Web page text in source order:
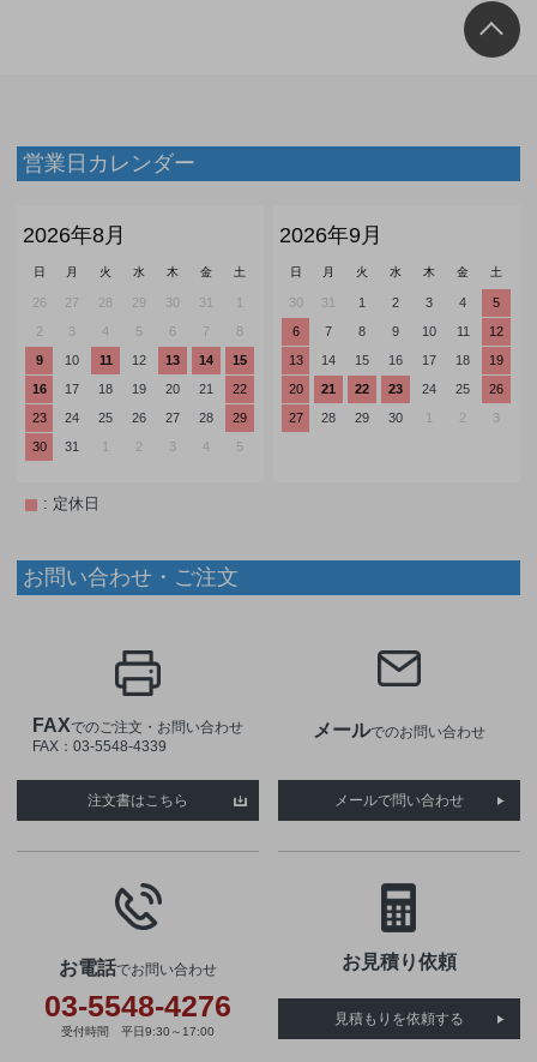
営業日カレンダー
2026年8月
日 月 火 水 木 金 土
26 27 28 29 30 31
1
2
3 4 5 6 7
8
9
10 11 12 13 14
15
16
17 18 19 20 21
22
23
24 25 26 27 28
29
30
31 1 2 3 4 5
2026年9月
日 月 火 水 木 金 土
30 31 1 2 3 4
5
6
7 8 9 10 11
12
13
14 15 16 17 18
19
20
21 22 23 24 25
26
27
28 29 30 1 2 3
: 定休日
お問い合わせ・ご注文
FAXでのご注文・お問い合わせ
FAX：03-5548-4339
注文書はこちら
メールでのお問い合わせ
メールで問い合わせ
お電話でお問い合わせ
03-5548-4276
受付時間 平日9:30～17:00
お見積り依頼
見積もりを依頼する